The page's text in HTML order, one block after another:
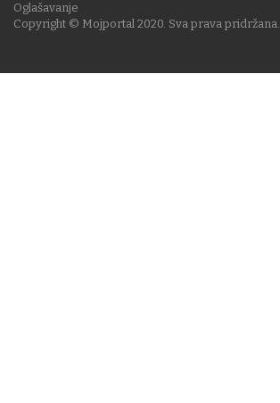
Copyright © Mojportal 2020. Sva prava pridržana.
Oglašavanje